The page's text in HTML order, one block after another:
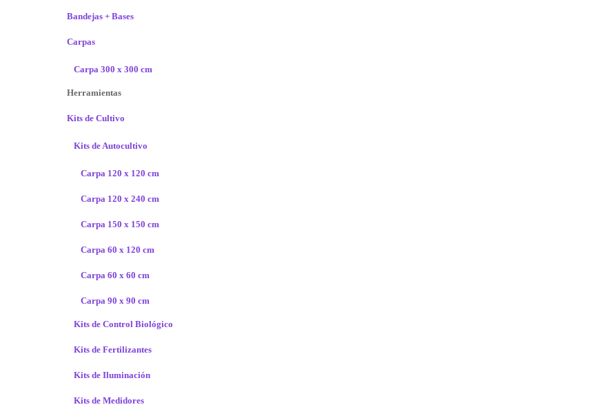
Bandejas + Bases
Carpas
Carpa 300 x 300 cm
Herramientas
Kits de Cultivo
Kits de Autocultivo
Carpa 120 x 120 cm
Carpa 120 x 240 cm
Carpa 150 x 150 cm
Carpa 60 x 120 cm
Carpa 60 x 60 cm
Carpa 90 x 90 cm
Kits de Control Biológico
Kits de Fertilizantes
Kits de Iluminación
Kits de Medidores